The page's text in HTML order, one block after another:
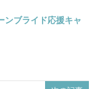
ンブライド応援キャ